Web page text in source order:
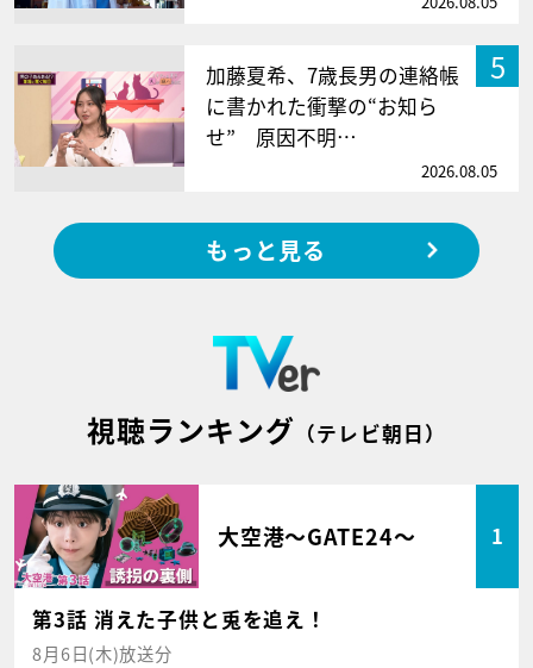
5
加藤夏希、7歳長男の連絡帳
に書かれた衝撃の“お知ら
せ” 原因不明…
2026.08.05
もっと見る
視聴ランキング （テレビ朝日）
大空港～GATE24～ 1
第3話 消えた子供と兎を追え！
8月6日(木)放送分